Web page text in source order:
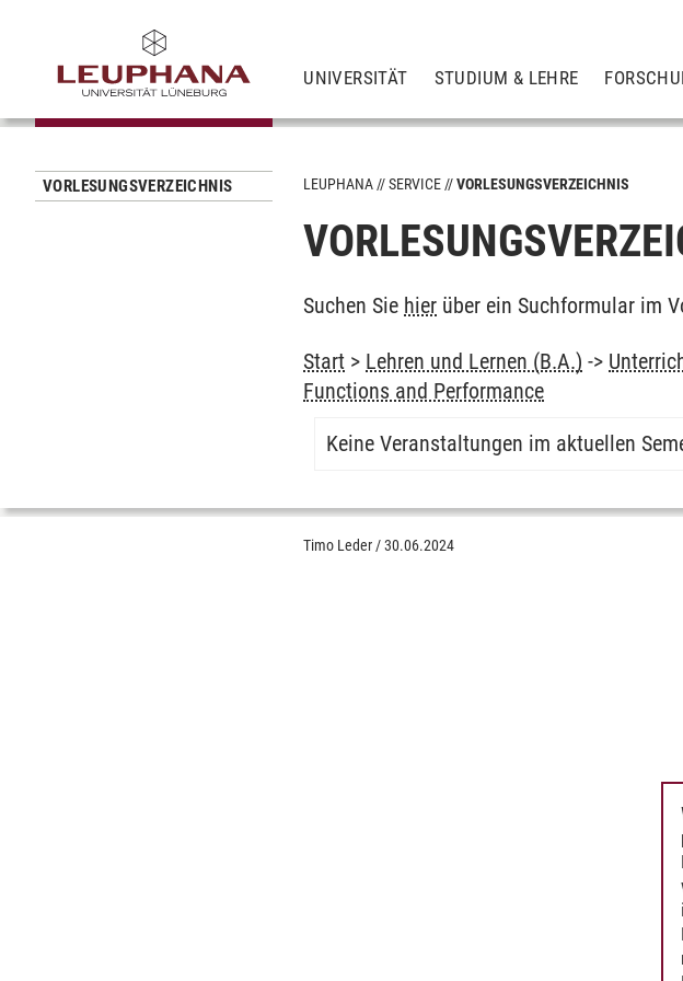
UNIVERSITÄT STUDIUM & LEHRE
VORLESUNGSVERZEICHNIS LEUPHANA SERVICE VORLESUNGSVERZEICHNIS
Suchen Sie hier über ein Suchformular im
Start > Lehren und Lernen (B.A.) ->
Functions and Performance
Keine Veranstaltungen im aktuellen
Timo Leder /30.06.2024